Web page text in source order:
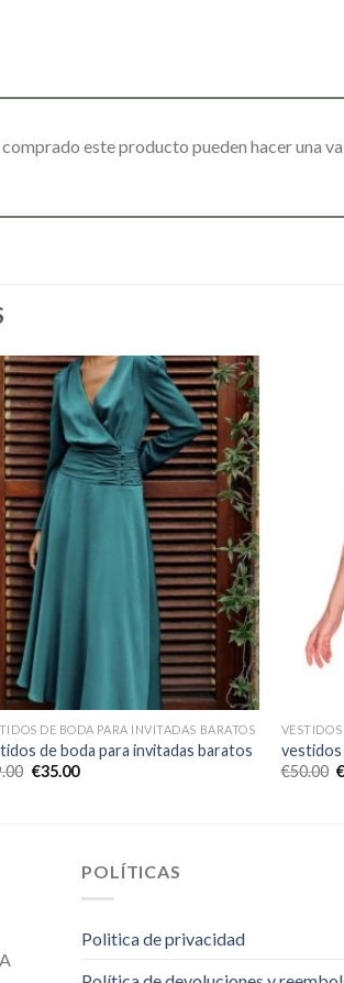
este producto pueden hacer una
DE BODA PARA INVITADAS BARATOS
de boda para invitadas baratos
€35.00
vestidos
€50.00
POLÍTICAS
Politica de privacidad